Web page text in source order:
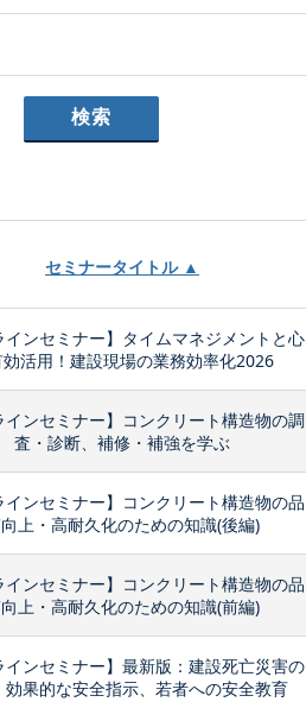
セミナータイトル ▲
インセミナー】タイムマネジメントと心
活用！建設現場の業務効率化2026
インセミナー】コンクリート構造物の調
査・診断、補修・補強を学ぶ
インセミナー】コンクリート構造物の品
上・高耐久化のための知識(後編)
インセミナー】コンクリート構造物の品
上・高耐久化のための知識(前編)
インセミナー】最新版：建設死亡災害の
効果的な安全指示、若者への安全教育